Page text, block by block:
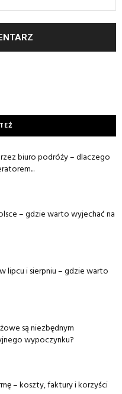
biuro podróży – dlaczego
– gdzie warto wyjechać na
lipcu i sierpniu – gdzie warto
są niezbędnym
wypoczynku?
– koszty, faktury i korzyści